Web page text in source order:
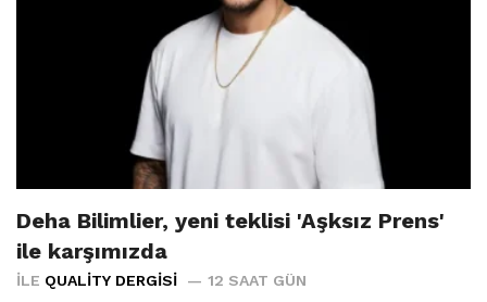
Deha Bilimlier, yeni teklisi 'Aşksız Prens'
ile karşımızda
İLE QUALITY DERGISI 12 SAAT GÜN